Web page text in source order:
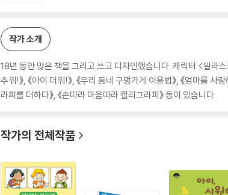
작가 소개
18년 동안 많은 책을 그리고 쓰고 디자인했습니다. 캐릭터 <알라
추워!》, 《아이 더워!》, 《우리 동네 구멍가게 이용법》, 《엄마를
라피를 더하다》, 《손따라 마음따라 캘리그라피》 등이 있습니다.
작가의 전체작품